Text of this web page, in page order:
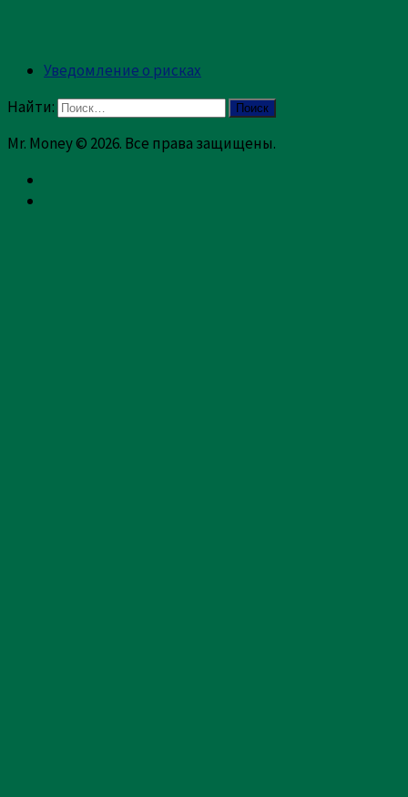
Уведомление о рисках
Найти:
Mr. Money © 2026. Все права защищены.